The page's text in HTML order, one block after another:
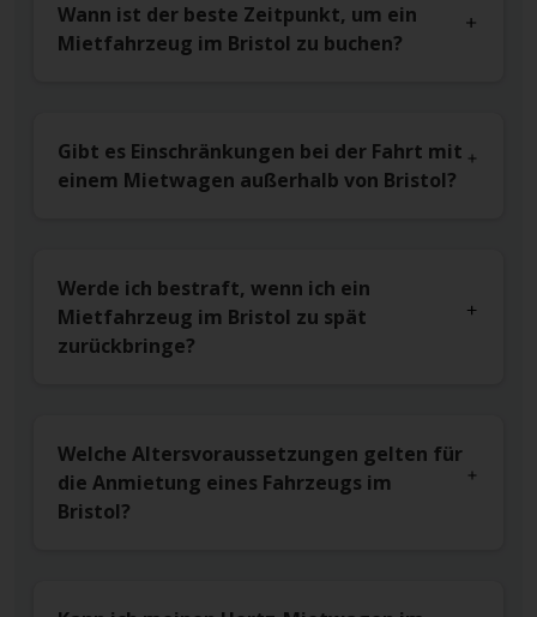
Wann ist der beste Zeitpunkt, um ein
Mietfahrzeug im Bristol zu buchen?
Gibt es Einschränkungen bei der Fahrt mit
einem Mietwagen außerhalb von Bristol?
Werde ich bestraft, wenn ich ein
Mietfahrzeug im Bristol zu spät
zurückbringe?
Welche Altersvoraussetzungen gelten für
die Anmietung eines Fahrzeugs im
Bristol?